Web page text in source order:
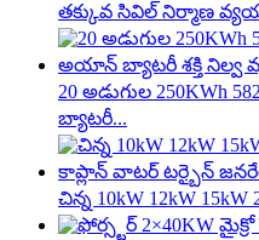
తక్కువ సివిల్ నిర్మాణ
20 అడుగుల 250KWh
బ్యాటరీ...
చిన్న 10kW 12kW